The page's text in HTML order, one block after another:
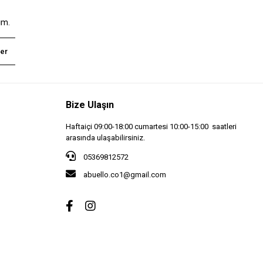
Bize Ulaşın
Haftaiçi 09:00-18:00 cumartesi 10:00-15:00 saatleri
arasında ulaşabilirsiniz.
05369812572
abuello.co1@gmail.com